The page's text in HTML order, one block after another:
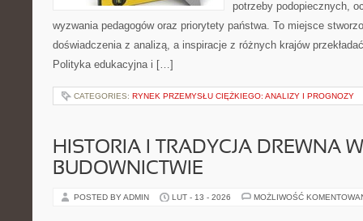
potrzeby podopiecznych,
wyzwania pedagogów oraz priorytety państwa. To miejsce
doświadczenia z analizą, a inspiracje z różnych krajów
Polityka edukacyjna i […]
CATEGORIES: RYNEK PRZEMYSŁU CIĘŻKIEGO: ANALIZY I PROGNOZY
HISTORIA I TRADYCJA DREWNA W
BUDOWNICTWIE
POSTED BY ADMIN LUT - 13 - 2026 MOŻLIWOŚĆ